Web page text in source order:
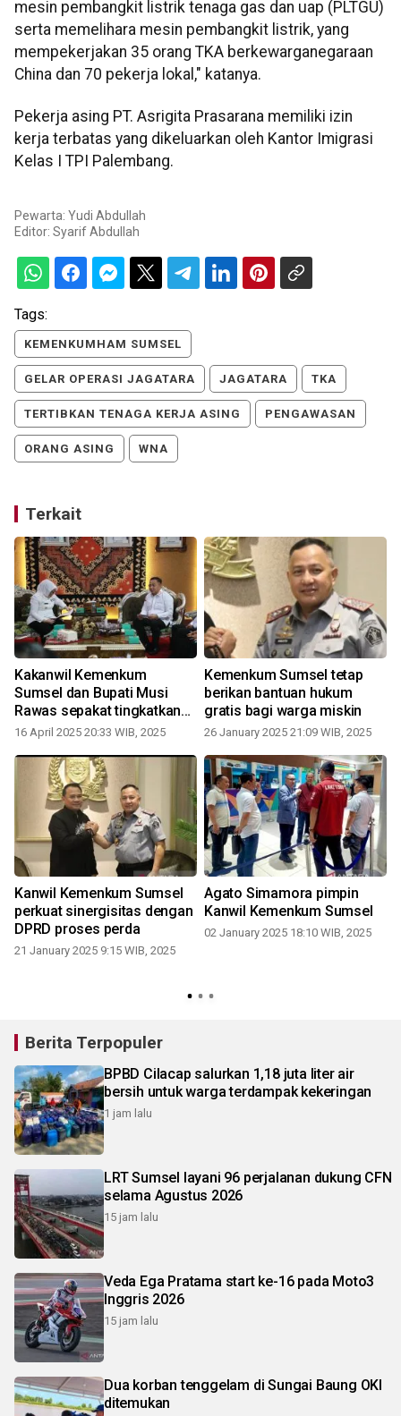
mesin pembangkit listrik tenaga gas dan uap (PLTGU)
serta memelihara mesin pembangkit listrik, yang
mempekerjakan 35 orang TKA berkewarganegaraan
China dan 70 pekerja lokal," katanya.
Pekerja asing PT. Asrigita Prasarana memiliki izin
kerja terbatas yang dikeluarkan oleh Kantor Imigrasi
Kelas I TPI Palembang.
Pewarta: Yudi Abdullah
Editor: Syarif Abdullah
Tags:
KEMENKUMHAM SUMSEL
GELAR OPERASI JAGATARA JAGATARA TKA
TERTIBKAN TENAGA KERJA ASING PENGAWASAN
ORANG ASING WNA
Terkait
Kakanwil Kemenkum
Sumsel dan Bupati Musi
Rawas sepakat tingkatkan
sinergi demi pelayanan
16 April 2025 20:33 WIB, 2025
Kemenkum Sumsel tetap
berikan bantuan hukum
gratis bagi warga miskin
26 January 2025 21:09 WIB, 2025
Kanwil Kemenkum Sumsel
perkuat sinergisitas dengan
DPRD proses perda
21 January 2025 9:15 WIB, 2025
Agato Simamora pimpin
Kanwil Kemenkum Sumsel
02 January 2025 18:10 WIB, 2025
Berita Terpopuler
BPBD Cilacap salurkan 1,18 juta liter air
bersih untuk warga terdampak kekeringan
1 jam lalu
LRT Sumsel layani 96 perjalanan dukung CFN
selama Agustus 2026
15 jam lalu
Veda Ega Pratama start ke-16 pada Moto3
Inggris 2026
15 jam lalu
Dua korban tenggelam di Sungai Baung OKI
ditemukan